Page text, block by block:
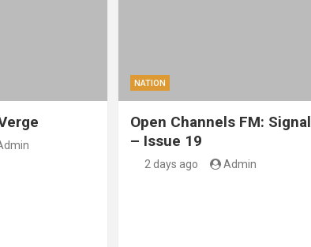
NATION
Open Channels FM: Signal
– Issue 19
2 days ago Admin